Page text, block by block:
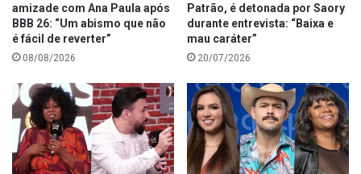
amizade com Ana Paula após
BBB 26: “Um abismo que não
é fácil de reverter”
08/08/2026
Patrão, é detonada por Saory
durante entrevista: “Baixa e
mau caráter”
20/07/2026